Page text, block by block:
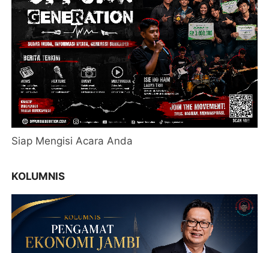
Siap Mengisi Acara Anda
KOLUMNIS